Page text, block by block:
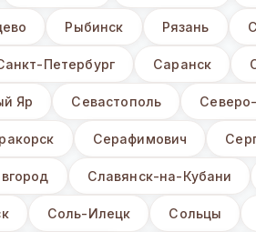
Рыбинск Рязань
Петербург Саранск
Яр Севастополь
Серафимович
Славянск-на-Кубани
Соль-Илецк Сольцы